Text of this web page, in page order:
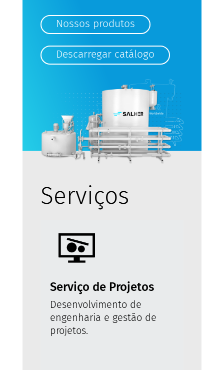
Nossos produtos
Descarregar catálogo
Serviços
Serviço de Projetos
Desenvolvimento de
engenharia e gestão de
projetos.